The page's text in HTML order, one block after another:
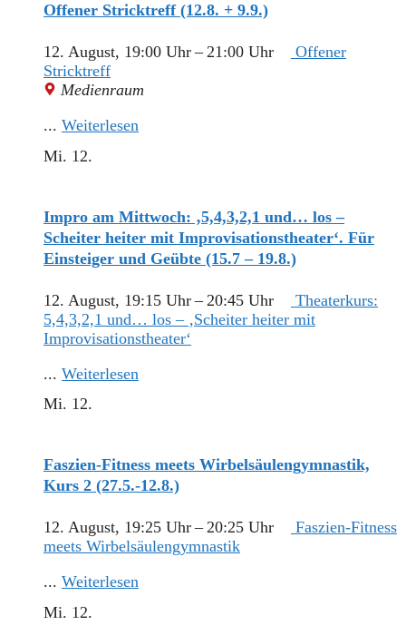
Offener Stricktreff (12.8. + 9.9.)
12. August, 19:00 Uhr–21:00 Uhr
Offener
Stricktreff
Medienraum
... Weiterlesen
Mi. 12.
Impro am Mittwoch: ‚5,4,3,2,1 und… los –
Scheiter heiter mit Improvisationstheater‘. Für
Einsteiger und Geübte (15.7 – 19.8.)
12. August, 19:15 Uhr– 20:45 Uhr
Theaterkurs:
5,4,3,2,1 und… los – ‚Scheiter heiter mit
Improvisationstheater‘
... Weiterlesen
Mi. 12.
Faszien-Fitness meets Wirbelsäulengymnastik,
Kurs 2 (27.5.-12.8.)
12. August, 19:25 Uhr–20:25 Uhr
Faszien-Fitness
meets Wirbelsäulengymnastik
... Weiterlesen
Mi. 12.